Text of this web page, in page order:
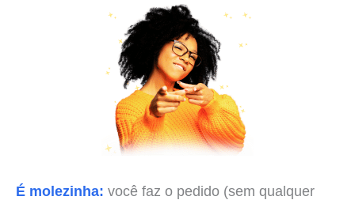
É molezinha: você faz o pedido (sem qualquer